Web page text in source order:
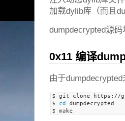
加载dylib库（而且
dumpdecrypted源码
0x11 编译
由于
$ git clone https://
$ cd
dumpdecrypted